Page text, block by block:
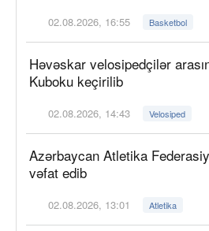
02.08.2026, 16:55 Basketbol
Həvəskar velosipedçilər
Kuboku keçirilib
02.08.2026, 14:43 Velosiped
Azərbaycan Atletika
vəfat edib
02.08.2026, 13:01 Atletika